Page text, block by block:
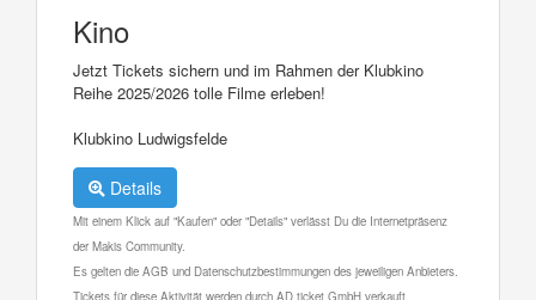
Kino
Jetzt Tickets sichern und im Rahmen der Klubkino
Reihe 2025/2026 tolle Filme erleben!
Klubkino Ludwigsfelde
Details
Mit einem Klick auf "Kaufen" oder "Details" verlässt Du die Internetpräsenz
der Makis Community.
Es gelten die AGB und Datenschutzbestimmungen des jeweiligen Anbieters.
Tickets für diese Aktivität werden durch AD ticket GmbH verkauft.